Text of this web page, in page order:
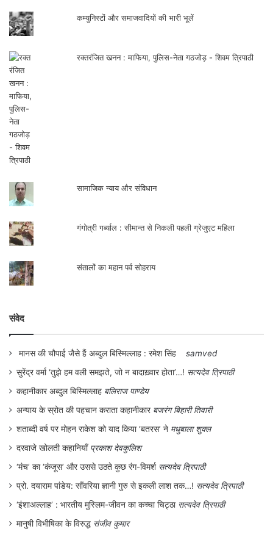
कम्युनिस्टों और समाजवादियों की भारी भूलें
रक्तरंजित खनन : माफिया, पुलिस-नेता गठजोड़ - शिवम त्रिपाठी
सामाजिक न्याय और संविधान
गंगोत्री गर्ब्याल : सीमान्त से निकली पहली ग्रेजुएट महिला
संतालों का महान पर्व सोहराय
संवेद
मानस की चौपाई जैसे हैं अब्दुल बिस्मिल्लाह : रमेश सिंह
samved
सुरेंद्र वर्मा ‘तुझे हम वली समझते, जो न बादाख़्वार होता’…! सत्यदेव त्रिपाठी
कहानीकार अब्दुल बिस्मिल्लाह बलिराज पाण्डेय
अन्याय के स्रोत की पहचान कराता कहानीकार बजरंग बिहारी तिवारी
शताब्दी वर्ष पर मोहन राकेश को याद किया ‘बतरस’ ने मधुबाला शुक्ल
दरवाजे खोलती कहानियाँ प्रकाश देवकुलिश
‘मंच’ का ‘कंजूस’ और उससे उठते कुछ रंग-विमर्श सत्यदेव त्रिपाठी
प्रो. दयाराम पांडेय: साँवरिया ज्ञानी गुरु से इकली लाश तक…! सत्यदेव त्रिपाठी
‘इंशाअल्लाह’ : भारतीय मुस्लिम-जीवन का कच्चा चिट्ठा सत्यदेव त्रिपाठी
मानुषी विभीषिका के विरुद्ध संजीव कुमार